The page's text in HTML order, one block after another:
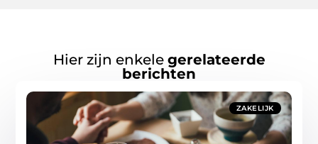
Hier zijn enkele gerelateerde
berichten
ZAKELIJK